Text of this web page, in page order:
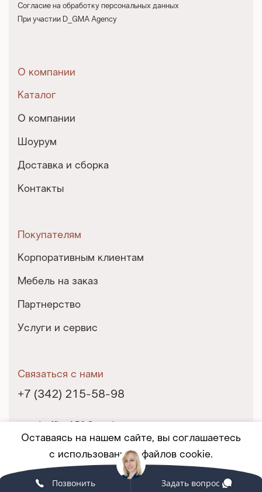
Согласие на обработку персональных данных
При участии D_GMA Agency
О компании
Каталог
О компании
Шоурум
Доставка и сборка
Контакты
Покупателям
Корпоративным клиентам
Мебель на заказ
Партнерство
Услуги и сервис
Связаться с нами
+7 (342) 215-58-98
г. Пермь, ул. Екатерининская, 10
© 2025 Гранд-Офис. Все права защищены.
Оставаясь на нашем сайте, вы соглашаетесь
с использованием файлов cookie.
ПОДРОБНЕЕ Принять
Позвонить Задать вопрос